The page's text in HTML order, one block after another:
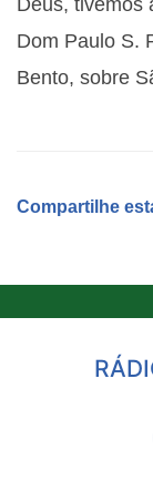
Dom Paulo S.
Bento, sobre
Compartilhe